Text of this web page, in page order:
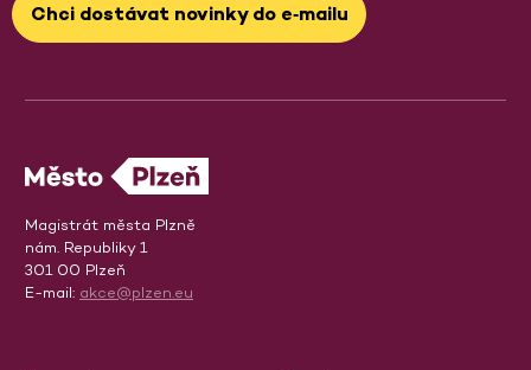
Chci dostávat novinky do e‑mailu
Magistrát města Plzně
nám. Republiky 1
301 00 Plzeň
E-mail: akce@plzen.eu